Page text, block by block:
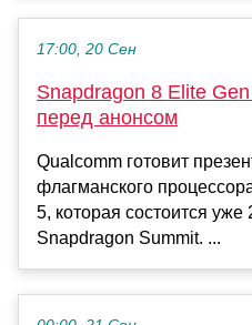
17:00, 20 Сен
Snapdragon 8 Elite
перед анонсом
Qualcomm готовит
флагманского
5, которая состоится уже
Snapdragon Summit. ...